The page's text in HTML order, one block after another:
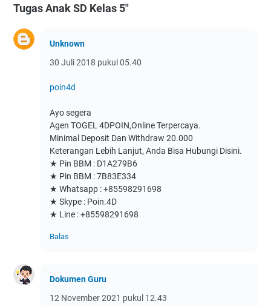
Tugas Anak SD Kelas 5"
Unknown
30 Juli 2018 pukul 05.40
poin4d
Ayo segera
Agen TOGEL 4DPOIN,Online Terpercaya.
Minimal Deposit Dan Withdraw 20.000
Keterangan Lebih Lanjut, Anda Bisa Hubungi Disini.
★ Pin BBM : D1A279B6
★ Pin BBM : 7B83E334
★ Whatsapp : +85598291698
★ Skype : Poin.4D
★ Line : +85598291698
Balas
Dokumen Guru
12 November 2021 pukul 12.43